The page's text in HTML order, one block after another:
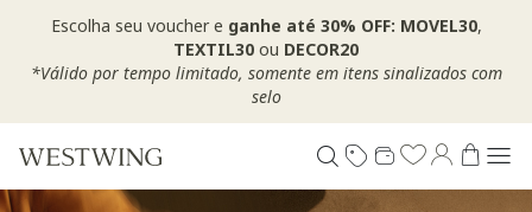
Escolha seu voucher e ganhe até 30% OFF: MOVEL30,
TEXTIL30 ou DECOR20
*Válido por tempo limitado, somente em itens sinalizados com
selo